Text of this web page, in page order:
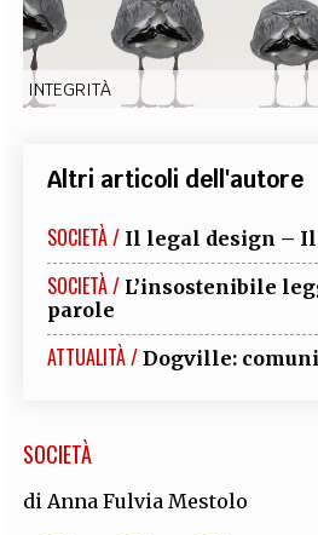
EXTRA
RUBRICHE PROCEEDINGS
INTEGRITÀ
Altri articoli dell'autore
SOCIETÀ / Il legal design –
SOCIETÀ / L’insostenibile
parole
ATTUALITÀ / Dogville:
SOCIETÀ
di Anna Fulvia Mestolo